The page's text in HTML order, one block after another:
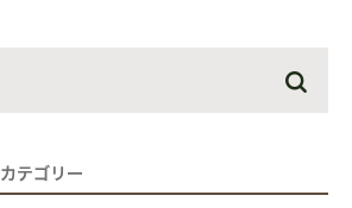
カテゴリー